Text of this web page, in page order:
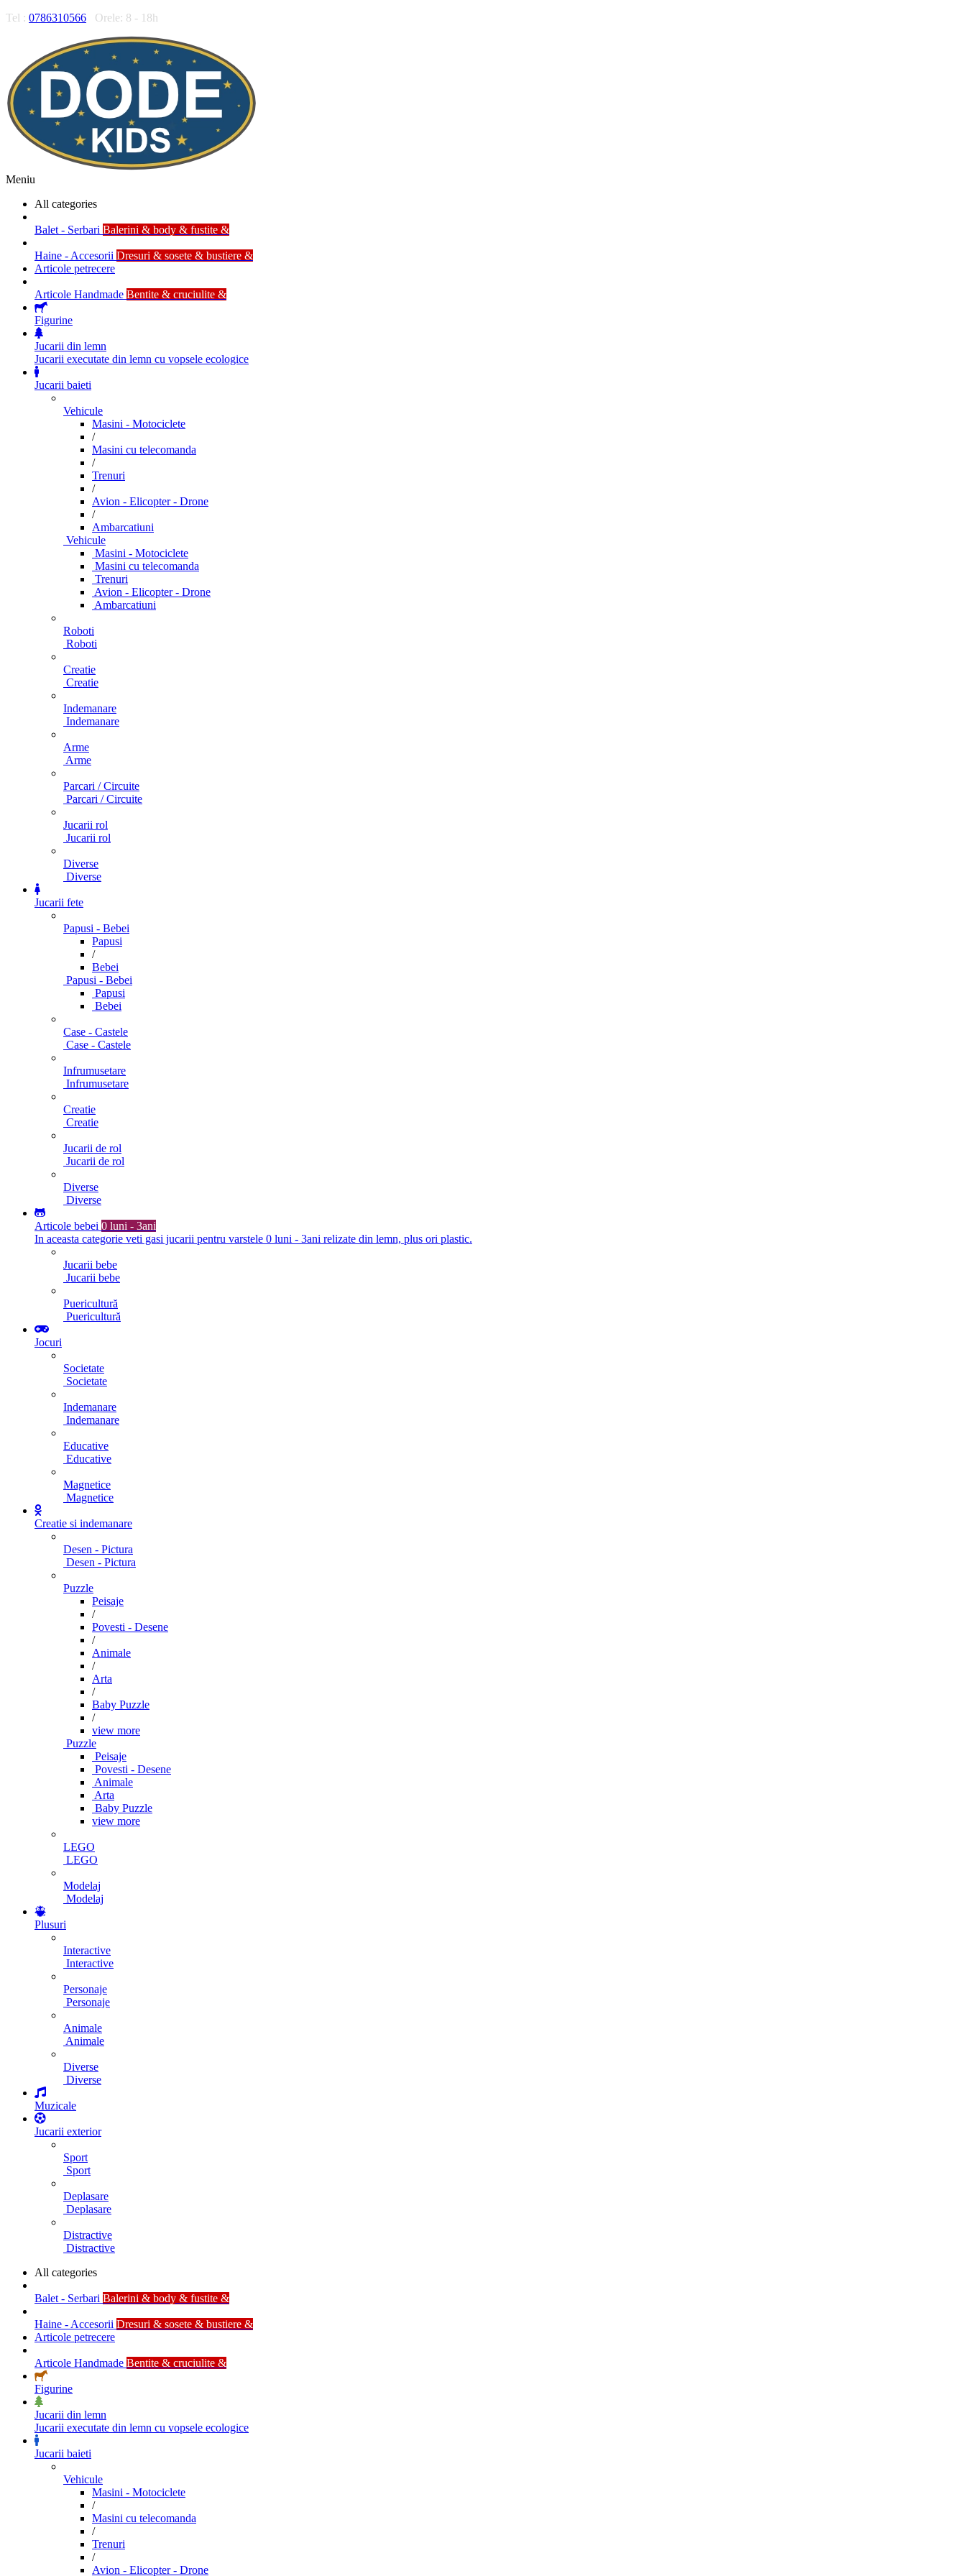
Tel : 0786310566 Orele: 8 - 18h
Meniu
All categories
Balet - Serbari Balerini & body & fustite &
Haine - Accesorii Dresuri & sosete & bustiere &
Articole petrecere
Articole Handmade Bentite & cruciulite &
Figurine
Jucarii din lemn
Jucarii executate din lemn cu vopsele ecologice
Jucarii baieti
Vehicule
Masini - Motociclete
/
Masini cu telecomanda
/
Trenuri
/
Avion - Elicopter - Drone
/
Ambarcatiuni
Vehicule
Masini - Motociclete
Masini cu telecomanda
Trenuri
Avion - Elicopter - Drone
Ambarcatiuni
Roboti
Roboti
Creatie
Creatie
Indemanare
Indemanare
Arme
Arme
Parcari / Circuite
Parcari / Circuite
Jucarii rol
Jucarii rol
Diverse
Diverse
Jucarii fete
Papusi - Bebei
Papusi
/
Bebei
Papusi - Bebei
Papusi
Bebei
Case - Castele
Case - Castele
Infrumusetare
Infrumusetare
Creatie
Creatie
Jucarii de rol
Jucarii de rol
Diverse
Diverse
Articole bebei 0 luni - 3ani
In aceasta categorie veti gasi jucarii pentru varstele 0 luni - 3ani relizate din lemn, plus ori plastic.
Jucarii bebe
Jucarii bebe
Puericultură
Puericultură
Jocuri
Societate
Societate
Indemanare
Indemanare
Educative
Educative
Magnetice
Magnetice
Creatie si indemanare
Desen - Pictura
Desen - Pictura
Puzzle
Peisaje
/
Povesti - Desene
/
Animale
/
Arta
/
Baby Puzzle
/
view more
Puzzle
Peisaje
Povesti - Desene
Animale
Arta
Baby Puzzle
view more
LEGO
LEGO
Modelaj
Modelaj
Plusuri
Interactive
Interactive
Personaje
Personaje
Animale
Animale
Diverse
Diverse
Muzicale
Jucarii exterior
Sport
Sport
Deplasare
Deplasare
Distractive
Distractive
All categories
Balet - Serbari Balerini & body & fustite &
Haine - Accesorii Dresuri & sosete & bustiere &
Articole petrecere
Articole Handmade Bentite & cruciulite &
Figurine
Jucarii din lemn
Jucarii executate din lemn cu vopsele ecologice
Jucarii baieti
Vehicule
Masini - Motociclete
/
Masini cu telecomanda
/
Trenuri
/
Avion - Elicopter - Drone